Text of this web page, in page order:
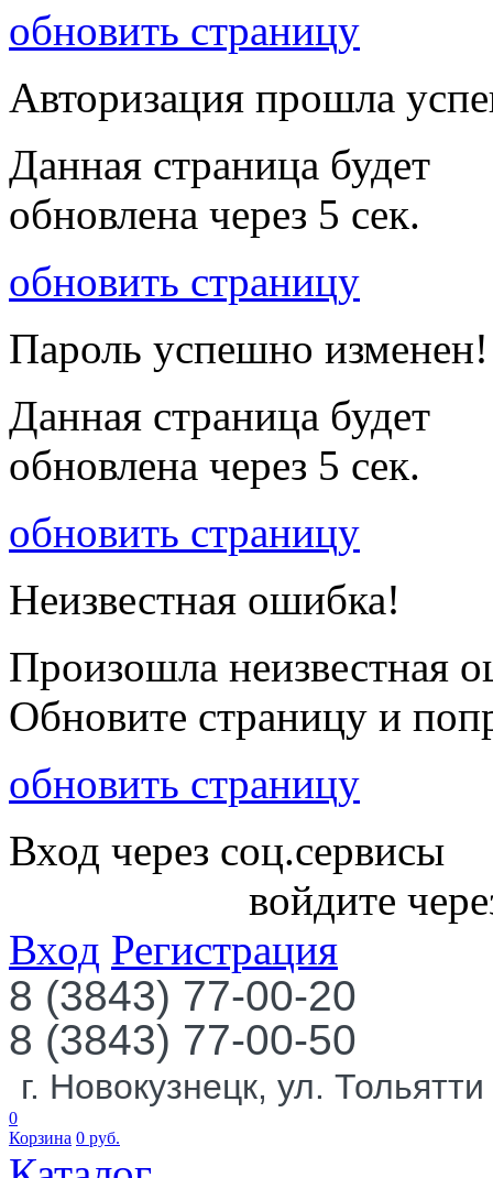
обновить страницу
Авторизация прошла
Данная страница будет
обновлена через 5 сек.
обновить страницу
Пароль успешно изменен!
Данная страница будет
обновлена через 5 сек.
обновить страницу
Неизвестная ошибка!
Произошла неизвестная
Обновите страницу и
обновить страницу
Вход через соц.сервисы
войдите
Вход Регистрация
8 (3843) 77-00-20
8 (3843) 77-00-50
г. Новокузнецк, ул.
0
Корзина 0 руб.